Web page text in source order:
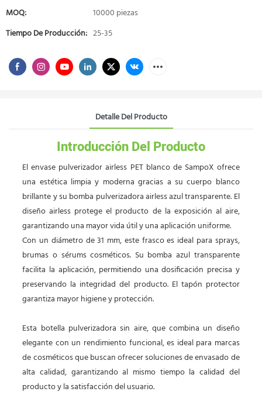
MOQ:
10000 piezas
Tiempo De Producción: 25-35
Detalle Del Producto
Introducción Del Producto
El envase pulverizador airless PET blanco de SampoX ofrece
una estética limpia y moderna gracias a su cuerpo blanco
brillante y su bomba pulverizadora airless azul transparente. El
diseño airless protege el producto de la exposición al aire,
garantizando una mayor vida útil y una aplicación uniforme.
Con un diámetro de 31 mm, este frasco es ideal para sprays,
brumas o sérums cosméticos. Su bomba azul transparente
facilita la aplicación, permitiendo una dosificación precisa y
preservando la integridad del producto. El tapón protector
garantiza mayor higiene y protección.
Esta botella pulverizadora sin aire, que combina un diseño
elegante con un rendimiento funcional, es ideal para marcas
de cosméticos que buscan ofrecer soluciones de envasado de
alta calidad, garantizando al mismo tiempo la calidad del
producto y la satisfacción del usuario.